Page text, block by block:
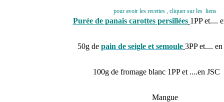
pour avoir les recettes , cliquer sur les liens
Purée de panais carottes persillées 1PP et....
50g de pain de seigle et semoule 3PP et....
100g de fromage blanc 1PP et ....en JSC
Mangue